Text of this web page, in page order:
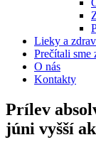
Lieky a
Prečítali sme
O nás
Kontakty
Prílev
júni vyšší